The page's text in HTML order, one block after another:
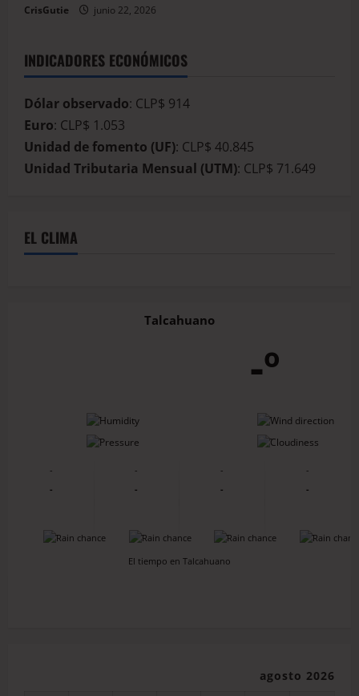
CrisGutie junio 22, 2026
INDICADORES ECONÓMICOS
Dólar observado: CLP$ 914
Euro: CLP$ 1.053
Unidad de fomento (UF): CLP$ 40.845
Unidad Tributaria Mensual (UTM): CLP$ 71.649
EL CLIMA
Talcahuano
-º
-
-
-
-
-
-
-
-
-
-
-
-
-
-
-
-
El tiempo en Talcahuano
agosto 2026